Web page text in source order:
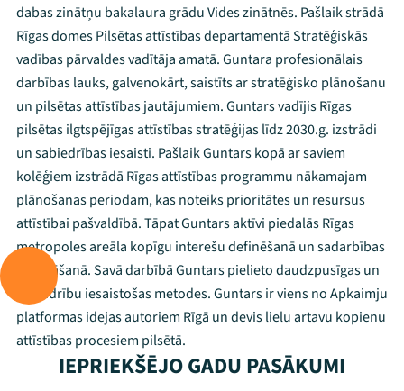
dabas zinātņu bakalaura grādu Vides zinātnēs. Pašlaik strādā
Rīgas domes Pilsētas attīstības departamentā Stratēģiskās
vadības pārvaldes vadītāja amatā. Guntara profesionālais
darbības lauks, galvenokārt, saistīts ar stratēģisko plānošanu
un pilsētas attīstības jautājumiem. Guntars vadījis Rīgas
pilsētas ilgtspējīgas attīstības stratēģijas līdz 2030.g. izstrādi
un sabiedrības iesaisti. Pašlaik Guntars kopā ar saviem
kolēģiem izstrādā Rīgas attīstības programmu nākamajam
plānošanas periodam, kas noteiks prioritātes un resursus
attīstībai pašvaldībā. Tāpat Guntars aktīvi piedalās Rīgas
metropoles areāla kopīgu interešu definēšanā un sadarbības
veicināšanā. Savā darbībā Guntars pielieto daudzpusīgas un
sabiedrību iesaistošas metodes. Guntars ir viens no Apkaimju
platformas idejas autoriem Rīgā un devis lielu artavu kopienu
attīstības procesiem pilsētā.
IEPRIEKŠĒJO GADU PASĀKUMI